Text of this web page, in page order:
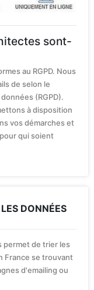
sont-
au RGPD. Nous
de selon le
(RGPD).
à disposition
vos démarches et
qui soient
DONNÉES
permet de trier les
France se trouvant
d'emailing ou